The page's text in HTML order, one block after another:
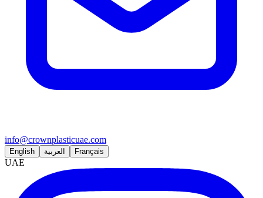
info@crownplasticuae.com
English العربية Français
UAE